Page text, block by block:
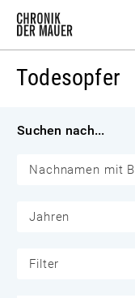
Todesopfer
Suchen nach...
Nachnamen mit B
Jahren
Filter